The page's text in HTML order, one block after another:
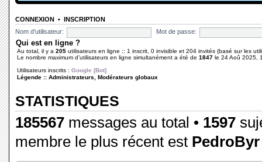
CONNEXION • INSCRIPTION
Nom d’utilisateur:
Mot de passe:
Qui est en ligne ?
Au total, il y a 205 utilisateurs en ligne :: 1 inscrit, 0 invisible et 204 invités (basé sur les
Le nombre maximum d’utilisateurs en ligne simultanément a été de 1847 le 24 Aoû 2025,
Utilisateurs inscrits : Google [Bot]
Légende :: Administrateurs Modérateurs globaux
STATISTIQUES
185567 messages au total • 1597
membre le plus récent est PedroByr